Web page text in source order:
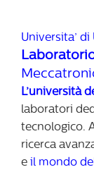
Universita’ di
L’università
laboratori
tecnologico.
ricerca
e il mondo